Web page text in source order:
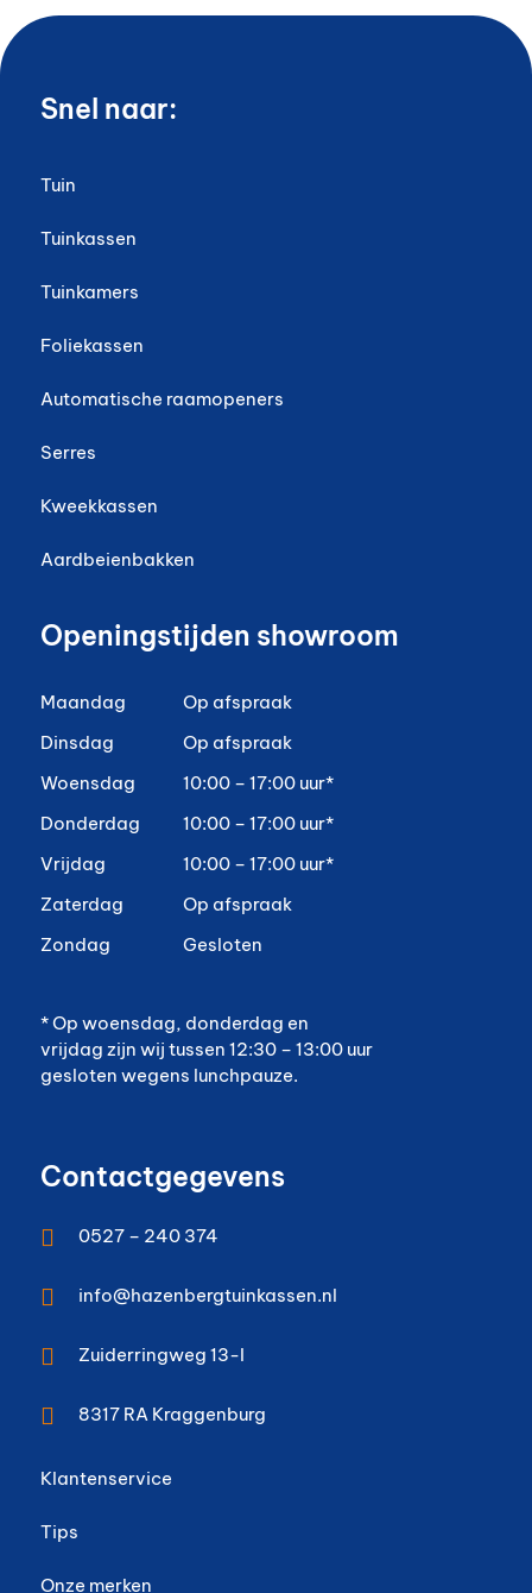
Snel naar:
Tuin
Tuinkassen
Tuinkamers
Foliekassen
Automatische raamopeners
Serres
Kweekkassen
Aardbeienbakken
Openingstijden showroom
Maandag
Op afspraak
Dinsdag
Op afspraak
Woensdag
10:00 – 17:00 uur*
Donderdag
10:00 – 17:00 uur*
Vrijdag
10:00 – 17:00 uur*
Zaterdag
Op afspraak
Zondag
Gesloten
* Op woensdag, donderdag en
vrijdag zijn wij tussen 12:30 – 13:00 uur
gesloten wegens lunchpauze.
Contactgegevens
 0527 – 240 374
 info@hazenbergtuinkassen.nl
 Zuiderringweg 13-I
 8317 RA Kraggenburg
Klantenservice
Tips
Onze merken